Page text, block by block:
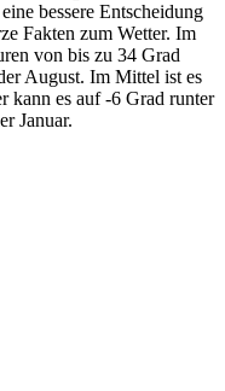
bessere Entscheidung
Fakten zum Wetter. Im
von bis zu 34 Grad
August. Im Mittel ist es
kann es auf -6 Grad runter
Januar.